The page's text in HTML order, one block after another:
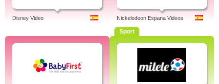
Disney Video Nickelodeon Espana Videos
Sport